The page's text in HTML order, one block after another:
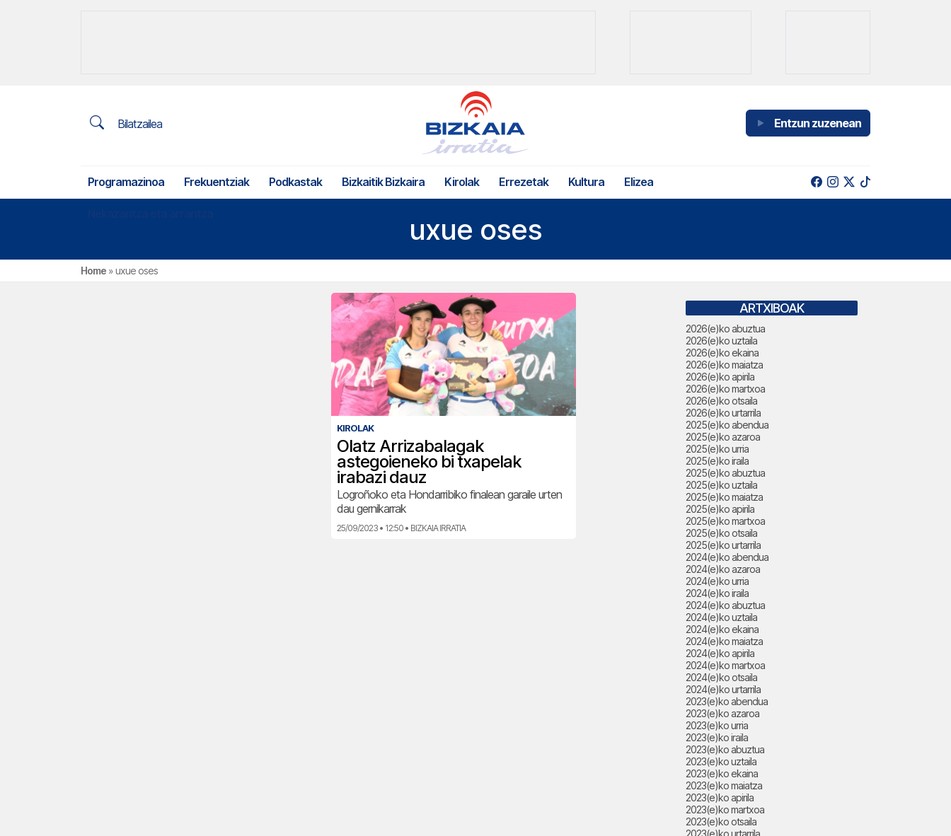
Bilatzailea Entzun zuzenean
Programazinoa Frekuentziak Podkastak Bizkaitik Bizkaira Kirolak Errezetak Kultura Elizea
uxue oses
Home »uxue oses
KIROLAK
Olatz Arrizabalagak
astegoieneko bi txapelak
irabazi dauz
Logroñoko eta Hondarribiko finalean garaile urten
dau gernikarrak
25/09/2023 • 12:50 • BIZKAIA IRRATIA
ARTXIBOAK
2026(e)ko abuztua
2026(e)ko uztaila
2026(e)ko ekaina
2026(e)ko maiatza
2026(e)ko apirila
2026(e)ko martxoa
2026(e)ko otsaila
2026(e)ko urtarrila
2025(e)ko abendua
2025(e)ko azaroa
2025(e)ko urria
2025(e)ko iraila
2025(e)ko abuztua
2025(e)ko uztaila
2025(e)ko maiatza
2025(e)ko apirila
2025(e)ko martxoa
2025(e)ko otsaila
2025(e)ko urtarrila
2024(e)ko abendua
2024(e)ko azaroa
2024(e)ko urria
2024(e)ko iraila
2024(e)ko abuztua
2024(e)ko uztaila
2024(e)ko ekaina
2024(e)ko maiatza
2024(e)ko apirila
2024(e)ko martxoa
2024(e)ko otsaila
2024(e)ko urtarrila
2023(e)ko abendua
2023(e)ko azaroa
2023(e)ko urria
2023(e)ko iraila
2023(e)ko abuztua
2023(e)ko uztaila
2023(e)ko ekaina
2023(e)ko maiatza
2023(e)ko apirila
2023(e)ko martxoa
2023(e)ko otsaila